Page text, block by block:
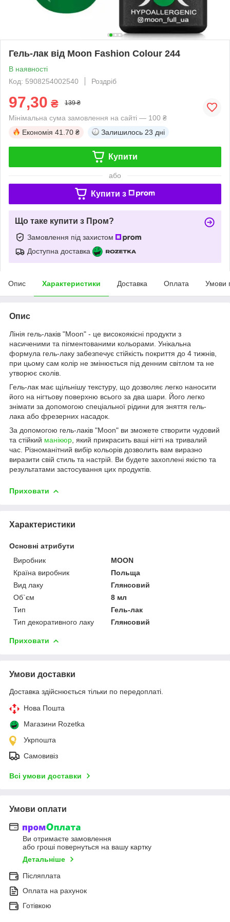
Гель-лак від Moon Fashion Colour 244
В наявності
Код: 5908254002540
Роздріб
97,30 ₴ 139 ₴
Мінімальна сума замовлення на сайті — 100 ₴
Економія 41.70 ₴ Залишилось 23 дні
Купити
або
Купити з
Що таке купити з Пром?
Замовлення під захистом
Доступна доставка
Опис Характеристики Доставка Оплата Умови
Опис
Лінія гель-лаків "Moon" - це високоякісні продукти з
насиченими та пігментованими кольорами. Унікальна
формула гель-лаку забезпечує стійкість покриття до 4 тижнів,
при цьому сам колір не змінюється під денним світлом та не
утворює сколів.
Гель-лак має щільнішу текстуру, що дозволяє легко наносити
його на нігтьову поверхню всього за два шари. Його легко
знімати за допомогою спеціальної рідини для зняття гель-
лака або фрезерних насадок.
За допомогою гель-лаків "Moon" ви зможете створити чудовий
та стійкий манікюр , який прикрасить ваші нігті на тривалий
час. Різноманітний вибір кольорів дозволить вам виразно
виразити свій стиль та настрій. Ви будете захоплені якістю та
результатами застосування цих продуктів.
Приховати
Характеристики
Основні атрибути
Виробник
MOON
Країна виробник
Польща
Вид лаку
Глянсовий
Об`єм
8 мл
Тип
Гель-лак
Тип декоративного лаку
Глянсовий
Приховати
Умови доставки
Доставка здійснюється тільки по передоплаті.
Нова Пошта
Магазини Rozetka
Укрпошта
Самовивіз
Всі умови доставки
Умови оплати
Ви отримаєте замовлення
або гроші повернуться на вашу картку
Детальніше
Післяплата
Оплата на рахунок
Готівкою